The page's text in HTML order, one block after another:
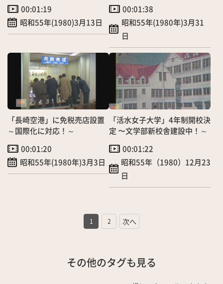
00:01:19
昭和55年(1980)3月13日
00:01:38
昭和55年(1980年)3月31
日
「長崎空港」に免税売店設置
～国際化に対応！～
00:01:20
昭和55年(1980年)3月3日
「活水女子大学」4年制開校決
定 〜文学部新校舎建設中！～
00:01:22
昭和55年（1980）12月23
日
1 2
その他のタグも見る